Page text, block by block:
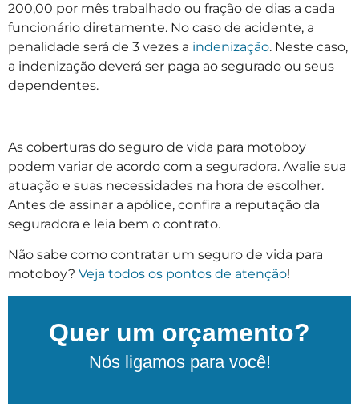
200,00 por mês trabalhado ou fração de dias a cada
funcionário diretamente. No caso de acidente, a
penalidade será de 3 vezes a indenização. Neste caso,
a indenização deverá ser paga ao segurado ou seus
dependentes.
As coberturas do seguro de vida para motoboy
podem variar de acordo com a seguradora. Avalie sua
atuação e suas necessidades na hora de escolher.
Antes de assinar a apólice, confira a reputação da
seguradora e leia bem o contrato.
Não sabe como contratar um seguro de vida para
motoboy? Veja todos os pontos de atenção!
Quer um orçamento?
Nós ligamos para você!